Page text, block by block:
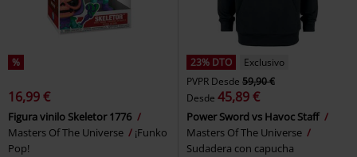
%
16,99 €
Figura vinilo Skeletor 1776
Masters Of The Universe
¡Funko
Pop!
23% DTO
Exclusivo
PVPR Desde 59,90 €
Desde 45,89 €
Power Sword vs Havoc Staff
Masters Of The Universe
Sudadera con capucha